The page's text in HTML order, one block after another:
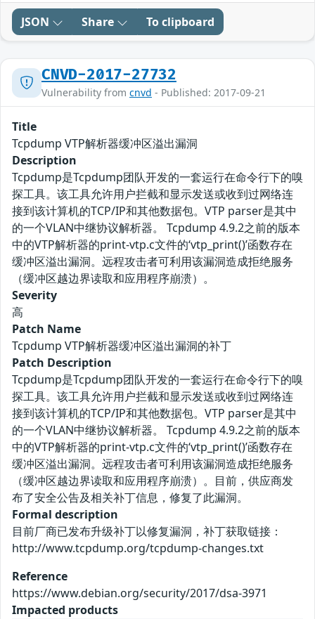
JSON Share To clipboard
CNVD-2017-27732
Vulnerability from cnvd - Published: 2017-09-21
Title
Tcpdump VTP解析器缓冲区溢出漏洞
Description
Tcpdump是Tcpdump团队开发的一套运行在命令行下的嗅
探工具。该工具允许用户拦截和显示发送或收到过网络连
接到该计算机的TCP/IP和其他数据包。VTP parser是其中
的一个VLAN中继协议解析器。 Tcpdump 4.9.2之前的版本
中的VTP解析器的print-vtp.c文件的‘vtp_print()’函数存在
缓冲区溢出漏洞。远程攻击者可利用该漏洞造成拒绝服务
（缓冲区越边界读取和应用程序崩溃）。
Severity
高
Patch Name
Tcpdump VTP解析器缓冲区溢出漏洞的补丁
Patch Description
Tcpdump是Tcpdump团队开发的一套运行在命令行下的嗅
探工具。该工具允许用户拦截和显示发送或收到过网络连
接到该计算机的TCP/IP和其他数据包。VTP parser是其中
的一个VLAN中继协议解析器。 Tcpdump 4.9.2之前的版本
中的VTP解析器的print-vtp.c文件的‘vtp_print()’函数存在
缓冲区溢出漏洞。远程攻击者可利用该漏洞造成拒绝服务
（缓冲区越边界读取和应用程序崩溃）。目前，供应商发
布了安全公告及相关补丁信息，修复了此漏洞。
Formal description
目前厂商已发布升级补丁以修复漏洞，补丁获取链接：
http://www.tcpdump.org/tcpdump-changes.txt
Reference
https://www.debian.org/security/2017/dsa-3971
Impacted products